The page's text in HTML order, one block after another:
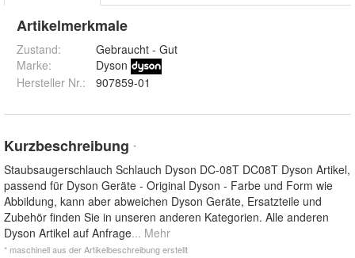
Artikelmerkmale
Zustand:
Gebraucht - Gut
Marke:
Dyson
Hersteller Nr.:
907859-01
Kurzbeschreibung *
Staubsaugerschlauch Schlauch Dyson DC-08T DC08T Dyson Artikel,
passend für Dyson Geräte - Original Dyson - Farbe und Form wie
Abbildung, kann aber abweichen Dyson Geräte, Ersatzteile und
Zubehör finden Sie in unseren anderen Kategorien. Alle anderen
Dyson Artikel auf Anfrage... Mehr
* maschinell aus der Artikelbeschreibung erstellt